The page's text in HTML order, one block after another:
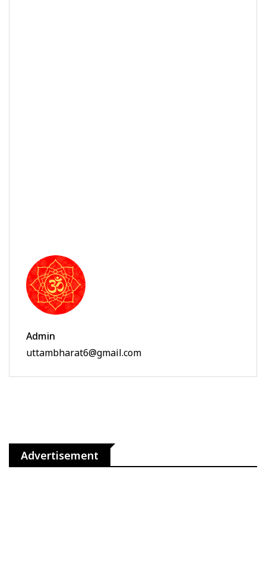
Admin
uttambharat6@gmail.com
Advertisement